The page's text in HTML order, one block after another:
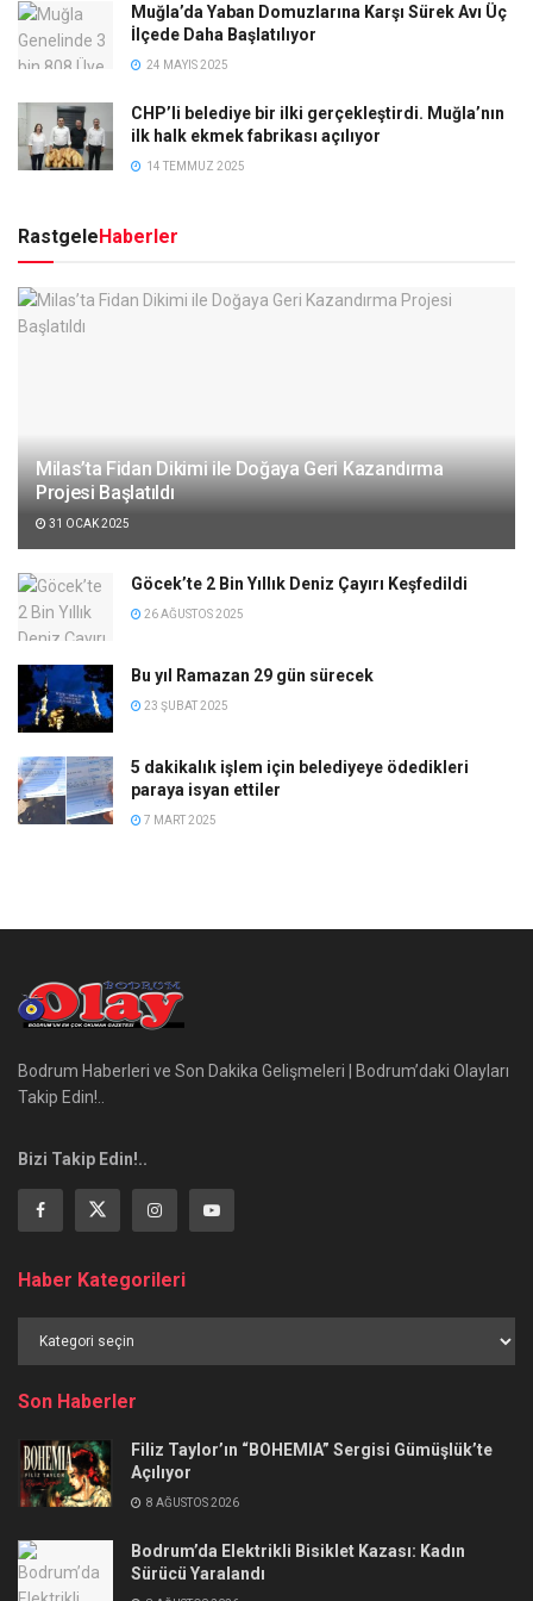
Muğla’da Yaban Domuzlarına Karşı Sürek Avı Üç
İlçede Daha Başlatılıyor
24 MAYIS 2025
CHP’li belediye bir ilki gerçekleştirdi. Muğla’nın
ilk halk ekmek fabrikası açılıyor
14 TEMMUZ 2025
RastgeleHaberler
Milas’ta Fidan Dikimi ile Doğaya Geri Kazandırma
Projesi Başlatıldı
31 OCAK 2025
Göcek’te 2 Bin Yıllık Deniz Çayırı Keşfedildi
26 AĞUSTOS 2025
Bu yıl Ramazan 29 gün sürecek
23 ŞUBAT 2025
5 dakikalık işlem için belediyeye ödedikleri
paraya isyan ettiler
7 MART 2025
Bodrum Haberleri ve Son Dakika Gelişmeleri | Bodrum’daki Olayları
Takip Edin!..
Bizi Takip Edin!..
Haber Kategorileri
Kategorileri
Son Haberler
Filiz Taylor’ın “BOHEMIA” Sergisi Gümüşlük’te
Açılıyor
8 AĞUSTOS 2026
Bodrum’da Elektrikli Bisiklet Kazası: Kadın
Sürücü Yaralandı